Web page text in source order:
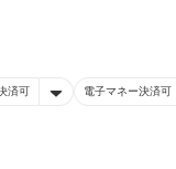
済可 電子マネー決済可